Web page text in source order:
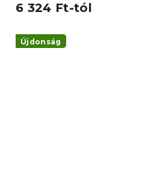
6 324 Ft-tól
Újdonság